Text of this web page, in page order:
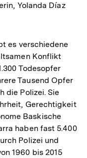
Yolanda Díaz
es verschiedene
Konflikt
Todesopfer
Tausend Opfer
die Polizei. Sie
Gerechtigkeit
Baskische
haben fast 5.400
Polizei und
1960 bis 2015